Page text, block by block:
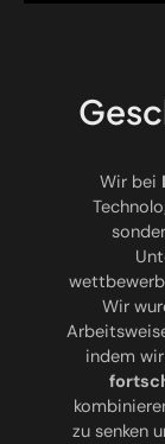
Wir bei
Wir
indem wir
zu senken